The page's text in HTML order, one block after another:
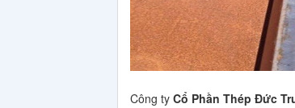
Công tyCổ Phần Thép Đức